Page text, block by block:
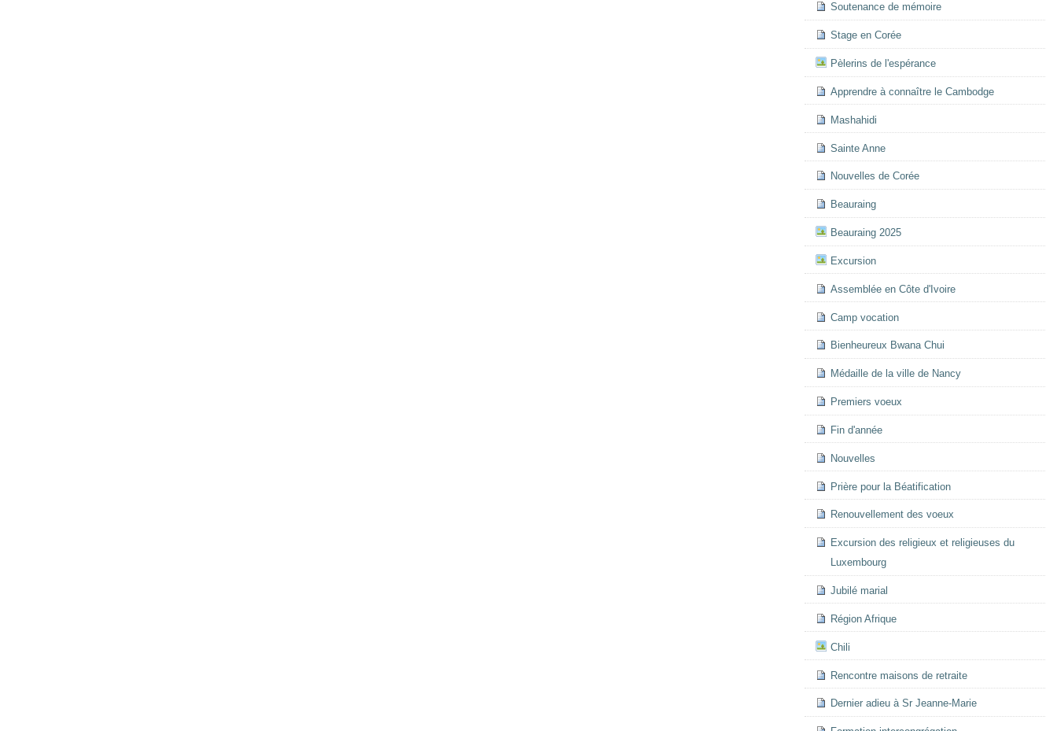
Soutenance de mémoire
Stage en Corée
Pèlerins de l'espérance
Apprendre à connaître le Cambodge
Mashahidi
Sainte Anne
Nouvelles de Corée
Beauraing
Beauraing 2025
Excursion
Assemblée en Côte d'Ivoire
Camp vocation
Bienheureux Bwana Chui
Médaille de la ville de Nancy
Premiers voeux
Fin d'année
Nouvelles
Prière pour la Béatification
Renouvellement des voeux
Excursion des religieux et religieuses du
Luxembourg
Jubilé marial
Région Afrique
Chili
Rencontre maisons de retraite
Dernier adieu à Sr Jeanne-Marie